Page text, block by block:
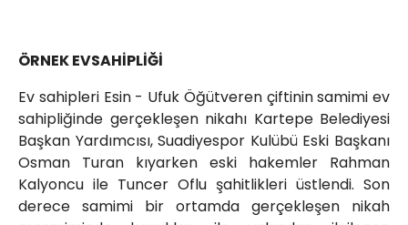
ÖRNEK EVSAHİPLİĞİ
Ev sahipleri Esin - Ufuk Öğütveren çiftinin samimi ev
sahipliğinde gerçekleşen nikahı Kartepe Belediyesi
Başkan Yardımcısı, Suadiyespor Kulübü Eski Başkanı
Osman Turan kıyarken eski hakemler Rahman
Kalyoncu ile Tuncer Oflu şahitlikleri üstlendi. Son
derece samimi bir ortamda gerçekleşen nikah